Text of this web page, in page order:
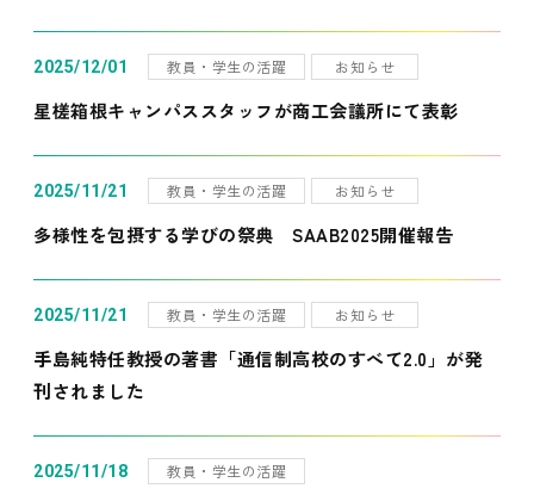
2025/12/01 教員・学生の活躍 お知らせ
星槎箱根キャンパススタッフが商工会議所にて表彰
2025/11/21 教員・学生の活躍 お知らせ
多様性を包摂する学びの祭典 SAAB2025開催報告
2025/11/21 教員・学生の活躍 お知らせ
手島純特任教授の著書「通信制高校のすべて2.0」が発
刊されました
2025/11/18 教員・学生の活躍